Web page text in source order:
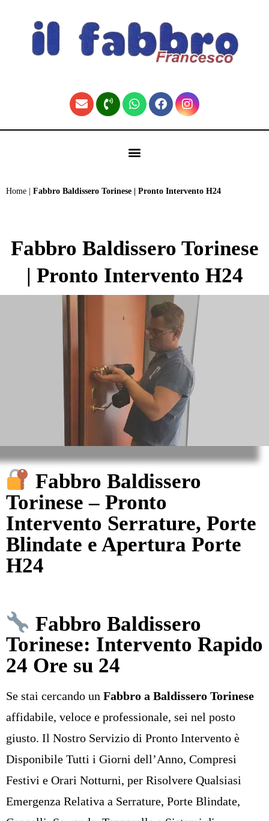
Home | Fabbro Baldissero Torinese | Pronto Intervento H24
Fabbro Baldissero Torinese
| Pronto Intervento H24
Fabbro Baldissero
Torinese – Pronto
Intervento Serrature, Porte
Blindate e Apertura Porte
H24
Fabbro Baldissero
Torinese: Intervento Rapido
24 Ore su 24
Se stai cercando un Fabbro a Baldissero Torinese
affidabile, veloce e professionale, sei nel posto
giusto. Il Nostro Servizio di Pronto Intervento è
Disponibile Tutti i Giorni dell’Anno, Compresi
Festivi e Orari Notturni, per Risolvere Qualsiasi
Emergenza Relativa a Serrature, Porte Blindate,